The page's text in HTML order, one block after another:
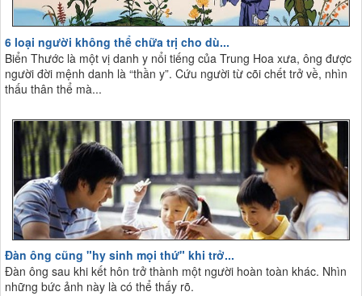
6 loại người không thể chữa trị cho dù...
Biển Thước là một vị danh y nổi tiếng của Trung Hoa xưa, ông được
người đời mệnh danh là “thần y”. Cứu người từ cõi chết trở về, nhìn
thấu thân thể mà...
Đàn ông cũng "hy sinh mọi thứ" khi trở...
Đàn ông sau khi kết hôn trở thành một người hoàn toàn khác. Nhìn
những bức ảnh này là có thể thấy rõ.